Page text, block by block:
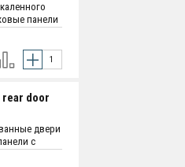
панели
- 1.2 мм
rear door
двери
с
- 1.2 мм ;